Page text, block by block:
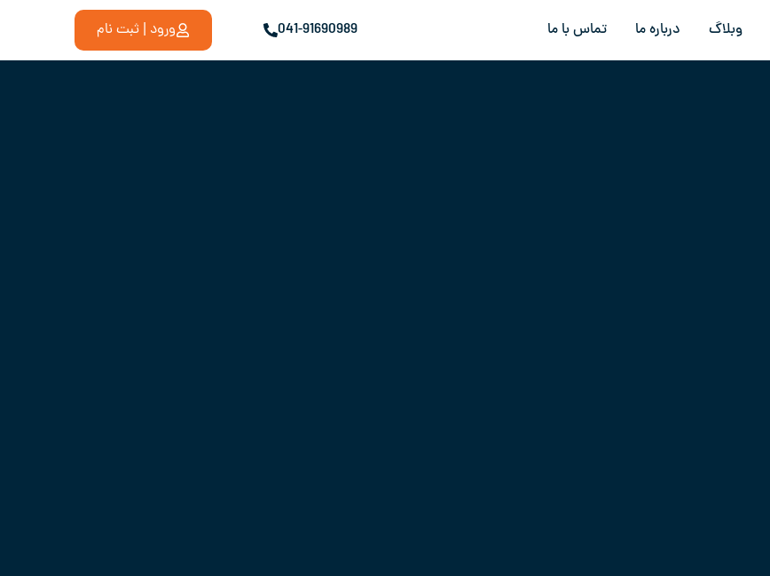
وبلاگ درباره ما تماس با ما 041-91690989 ورود | ثبت نام